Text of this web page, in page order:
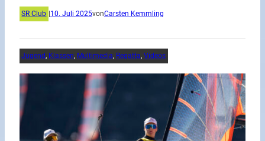
SR Club 10. Juli 2025vonCarsten Kemmling
Jugend, Klassen, Multimedia, Regatta, Videos